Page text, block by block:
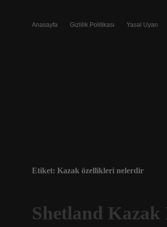
Anasayfa Gizlilik Politikası Yasal Uyarı
Etiket: Kazak özellikleri nelerdir
Shetland Kazak